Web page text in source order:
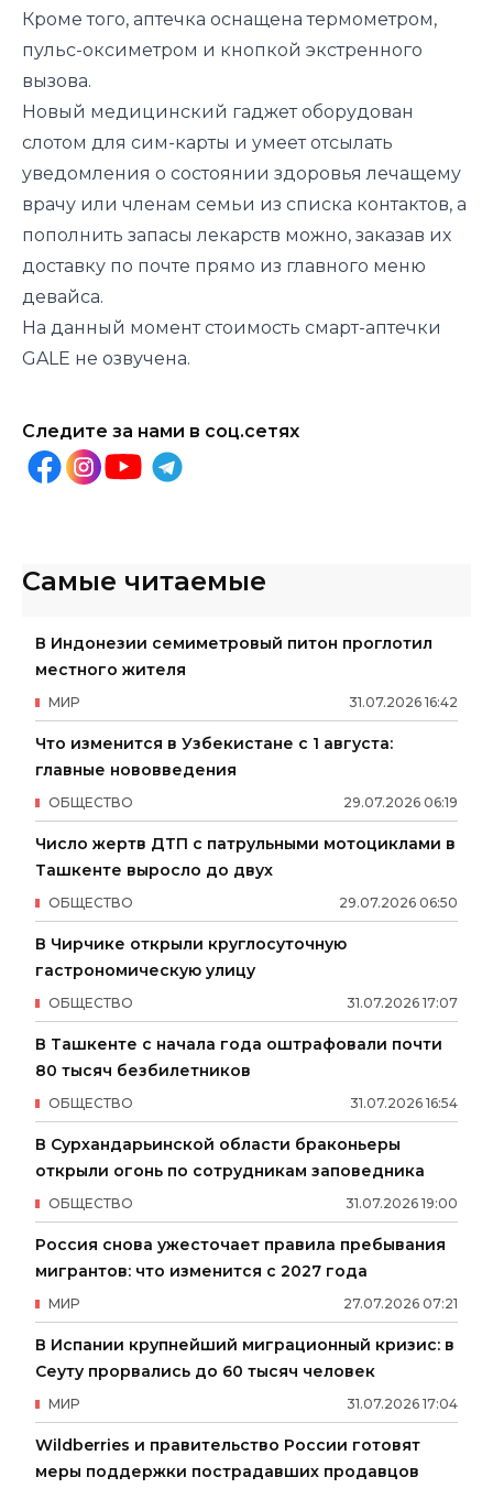
Кроме того, аптечка оснащена термометром,
пульс-оксиметром и кнопкой экстренного
вызова.
Новый медицинский гаджет оборудован
слотом для сим-карты и умеет отсылать
уведомления о состоянии здоровья лечащему
врачу или членам семьи из списка контактов, а
пополнить запасы лекарств можно, заказав их
доставку по почте прямо из главного меню
девайса.
На данный момент стоимость смарт-аптечки
GALE не озвучена.
Следите за нами в соц.сетях
Самые читаемые
В Индонезии семиметровый питон проглотил
местного жителя
31.07.2026 16:42
МИР
Что изменится в Узбекистане с 1 августа:
главные нововведения
29.07.2026 06:19
ОБЩЕСТВО
Число жертв ДТП с патрульными мотоциклами в
Ташкенте выросло до двух
29.07.2026 06:50
ОБЩЕСТВО
В Чирчике открыли круглосуточную
гастрономическую улицу
31.07.2026 17:07
ОБЩЕСТВО
В Ташкенте с начала года оштрафовали почти
80 тысяч безбилетников
31.07.2026 16:54
ОБЩЕСТВО
В Сурхандарьинской области браконьеры
открыли огонь по сотрудникам заповедника
31.07.2026 19:00
ОБЩЕСТВО
Россия снова ужесточает правила пребывания
мигрантов: что изменится с 2027 года
27.07.2026 07:21
МИР
В Испании крупнейший миграционный кризис: в
Сеуту прорвались до 60 тысяч человек
31.07.2026 17:04
МИР
Wildberries и правительство России готовят
меры поддержки пострадавших продавцов